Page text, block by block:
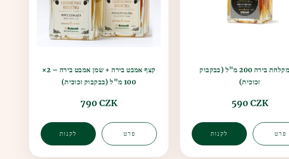
קצף אמבט בירה + שמן אמבט בירה – 2×
100 מ"ל (בבקבוק זכוכית)
790 CZK
לקנות פרט
ג'ל מקלחת בירה 200 מ"ל (בבקבוק
זכוכית)
590 CZK
לקנות פרט